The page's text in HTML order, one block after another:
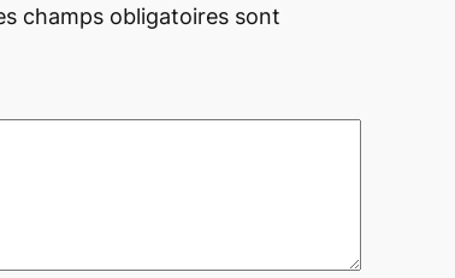
champs obligatoires sont